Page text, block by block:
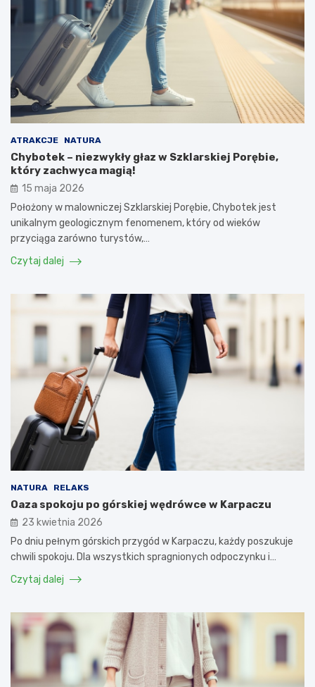
ATRAKCJE NATURA
Chybotek – niezwykły głaz w Szklarskiej Porębie,
który zachwyca magią!
15 maja 2026
Położony w malowniczej Szklarskiej Porębie, Chybotek jest
unikalnym geologicznym fenomenem, który od wieków
przyciąga zarówno turystów,…
Czytaj dalej
NATURA RELAKS
Oaza spokoju po górskiej wędrówce w Karpaczu
23 kwietnia 2026
Po dniu pełnym górskich przygód w Karpaczu, każdy poszukuje
chwili spokoju. Dla wszystkich spragnionych odpoczynku i…
Czytaj dalej